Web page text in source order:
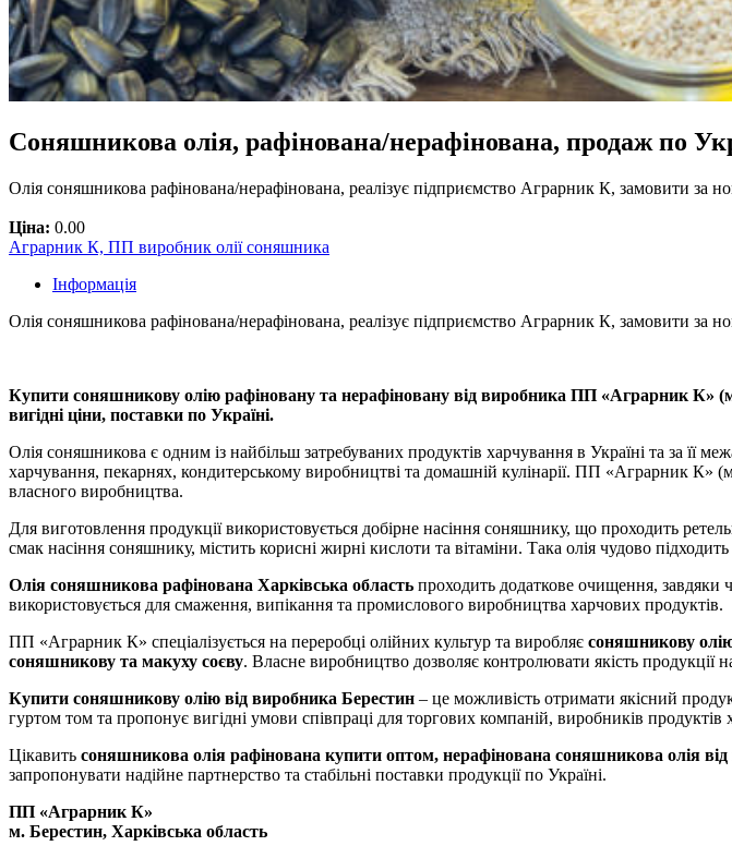
Соняшникова олія, рафінована/нерафінована, продаж по
Олія соняшникова рафінована/нерафінована, реалізує підприємство Аграрник К, замовити
Ціна: 0.00
Аграрник К, ПП виробник олії соняшника
Інформація
Олія соняшникова рафінована/нерафінована, реалізує підприємство Аграрник К, замовити за
Купити соняшникову олію рафіновану та нерафіновану від виробника ПП «Аграрник К»
вигідні ціни, поставки по Україні.
Олія соняшникова є одним із найбільш затребуваних продуктів харчування в Україні та за її
харчування, пекарнях, кондитерському виробництві та домашній кулінарії. ПП «Аграрник К»
власного виробництва.
Для виготовлення продукції використовується добірне насіння соняшнику, що проходить
смак насіння соняшнику, містить корисні жирні кислоти та вітаміни. Така олія чудово
Олія соняшникова рафінована Харківська область проходить додаткове очищення, завдяки
використовується для смаження, випікання та промислового виробництва харчових продуктів.
ПП «Аграрник К» спеціалізується на переробці олійних культур та виробляє соняшникову
соняшникову та макуху соєву. Власне виробництво дозволяє контролювати якість продукції
Купити соняшникову олію від виробника Берестин – це можливість отримати якісний
гуртом том та пропонує вигідні умови співпраці для торгових компаній, виробників
Цікавить соняшникова олія рафінована купити оптом, нерафінована соняшникова олія
запропонувати надійне партнерство та стабільні поставки продукції по Україні.
ПП «Аграрник К»
м. Берестин, Харківська область